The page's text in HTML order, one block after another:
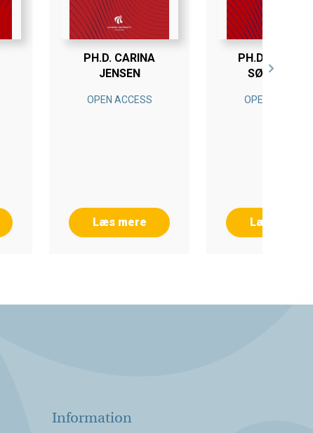
PH.D. CARINA
JENSEN
OPEN ACCESS
Læs mere
PH.D. LINE
SØRENSEN
OPEN ACCESS
Læs mere
Information